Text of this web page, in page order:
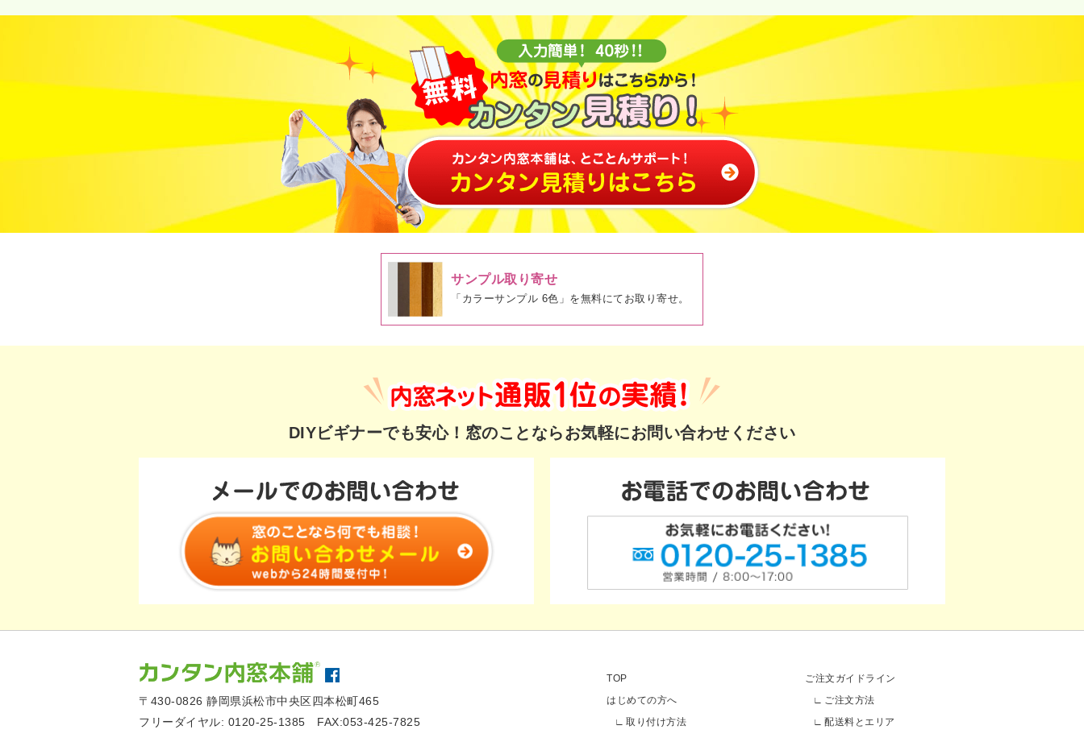
サンプル取り寄せ
「カラーサンプル 6色」を無料にてお取り寄せ。
DIYビギナーでも安心！ 窓のことならお気軽にお問い合わせください
〒430-0826 静岡県浜松市中央区四本松町465
フリーダイヤル: 0120-25-1385
FAX:053-425-7825
TOP
はじめての方へ
取り付け方法
ご注文ガイドライン
ご注文方法
配送料とエリア